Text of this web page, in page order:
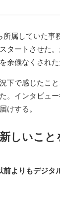
属していた事
タートさせた
余儀なくされた
下で感じたこ
。インタビュー
けする。
しいこ
よりもデジタ